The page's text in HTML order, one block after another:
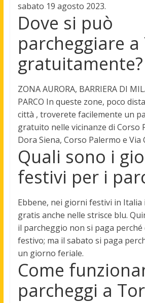
sabato 19 agosto 2023.
Dove si può
parcheggiare
gratuitamente?
ZONA AURORA, BARRIERA DI
PARCO In queste zone, poco
città , troverete facilemente un
gratuito nelle vicinanze di Corso
Dora Siena, Corso Palermo e Via
Quali sono i
festivi per i
Ebbene, nei giorni festivi in
gratis anche nelle strisce blu.
il parcheggio non si paga
festivo; ma il sabato si paga
un giorno feriale.
Come
parcheggi a